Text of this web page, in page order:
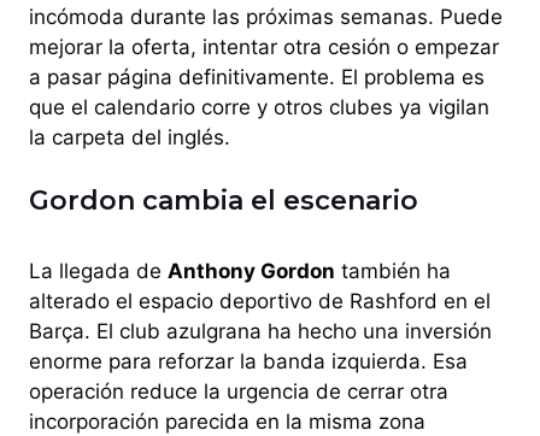
incómoda durante las próximas semanas. Puede
mejorar la oferta, intentar otra cesión o empezar
a pasar página definitivamente. El problema es
que el calendario corre y otros clubes ya vigilan
la carpeta del inglés.
Gordon cambia el escenario
La llegada de Anthony Gordon también ha
alterado el espacio deportivo de Rashford en el
Barça. El club azulgrana ha hecho una inversión
enorme para reforzar la banda izquierda. Esa
operación reduce la urgencia de cerrar otra
incorporación parecida en la misma zona